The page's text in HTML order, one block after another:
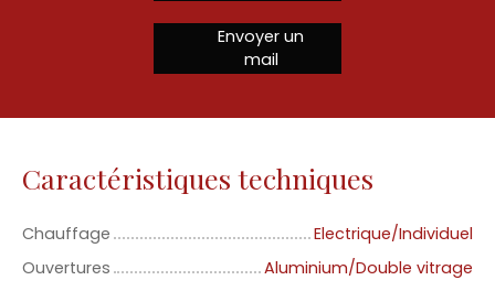
Envoyer un
mail
Caractéristiques techniques
Chauffage
Electrique/Individuel
Ouvertures
Aluminium/Double vitrage